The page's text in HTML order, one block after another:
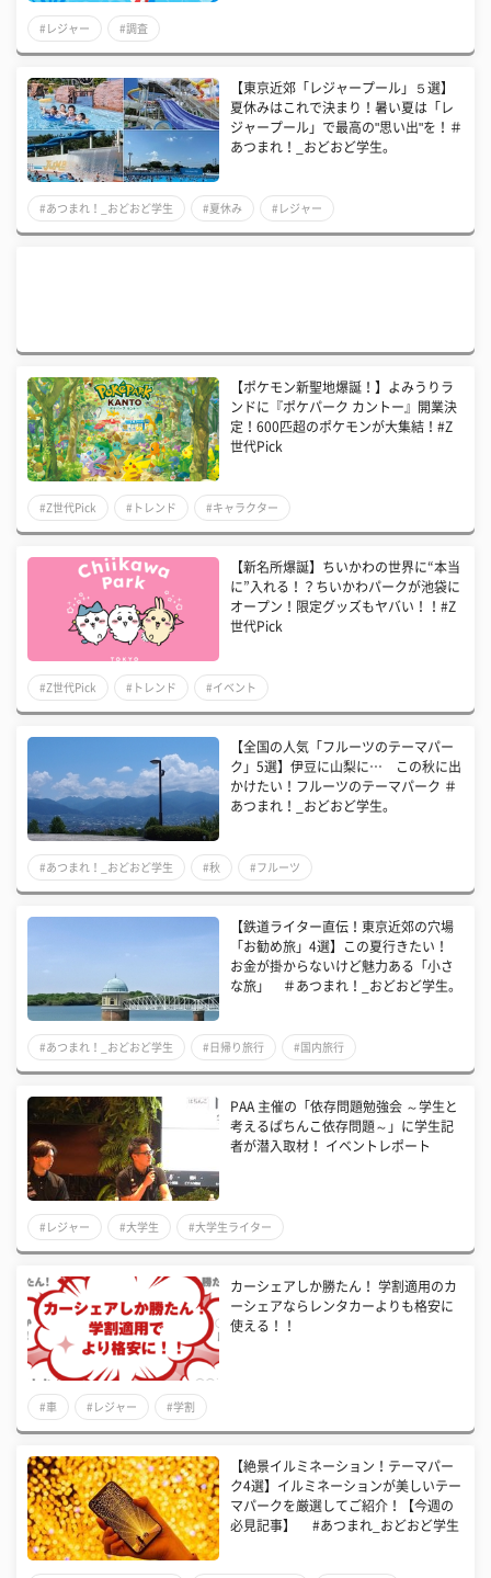
#レジャー #調査
【東京近郊「レジャープール」５選】
夏休みはこれで決まり！暑い夏は「レ
ジャープール」で最高の"思い出"を！＃
あつまれ！_おどおど学生。
#あつまれ！_おどおど学生 #夏休み #レジャー
【ポケモン新聖地爆誕！】よみうりラ
ンドに『ポケパーク カントー』開業決
定！600匹超のポケモンが大集結！#Z
世代Pick
#Z世代Pick #トレンド #キャラクター
【新名所爆誕】ちいかわの世界に“本当
に”入れる！？ちいかわパークが池袋に
オープン！限定グッズもヤバい！！#Z
世代Pick
#Z世代Pick #トレンド #イベント
【全国の人気「フルーツのテーマパー
ク」5選】伊豆に山梨に… この秋に出
かけたい！フルーツのテーマパーク ＃
あつまれ！_おどおど学生。
#あつまれ！_おどおど学生 #秋 #フルーツ
【鉄道ライター直伝！東京近郊の穴場
「お勧め旅」4選】この夏行きたい！
お金が掛からないけど魅力ある「小さ
な旅」 ＃あつまれ！_おどおど学生。
#あつまれ！_おどおど学生 #日帰り旅行 #国内旅行
PAA 主催の「依存問題勉強会 ～学生と
考えるぱちんこ依存問題～」に学生記
者が潜入取材！ イベントレポート
#レジャー #大学生 #大学生ライター
カーシェアしか勝たん！ 学割適用のカ
ーシェアならレンタカーよりも格安に
使える！！
#車 #レジャー #学割
【絶景イルミネーション！テーマパー
ク4選】イルミネーションが美しいテー
マパークを厳選してご紹介！【今週の
必見記事】 #あつまれ_おどおど学生